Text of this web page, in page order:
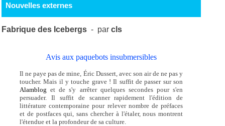
Nouvelles externes
Fabrique des Icebergs - parcls
Avis aux paquebots insubmersibles
Il ne paye pas de mine, Éric Dussert, avec son air de ne pas y
toucher. Mais il y touche grave ! Il suffit de passer sur son
Alamblog et de s'y arrêter quelques secondes pour s'en
persuader. Il suffit de scanner rapidement l'édition de
littérature contemporaine pour relever nombre de préfaces
et de postfaces qui, sans chercher à l'étaler, nous montrent
l'étendue et la profondeur de sa culture.